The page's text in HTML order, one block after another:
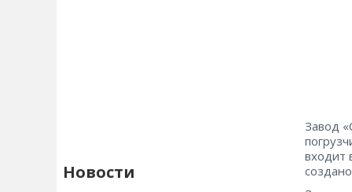
Новости
Завод
входит